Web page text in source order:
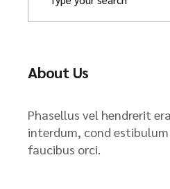
About Us
Phasellus vel hendrerit
interdum, cond
faucibus orci.